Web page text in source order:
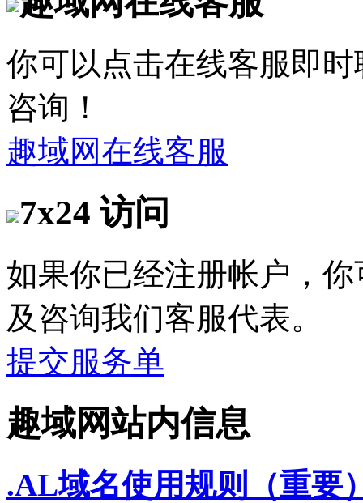
你可以点击在线客服即
咨询！
趣域网在线客服
7x24 访问
如果你已经注册帐户，
及咨询我们客服代表。
提交服务单
趣域网站内信息
.AL域名使用规则（重要